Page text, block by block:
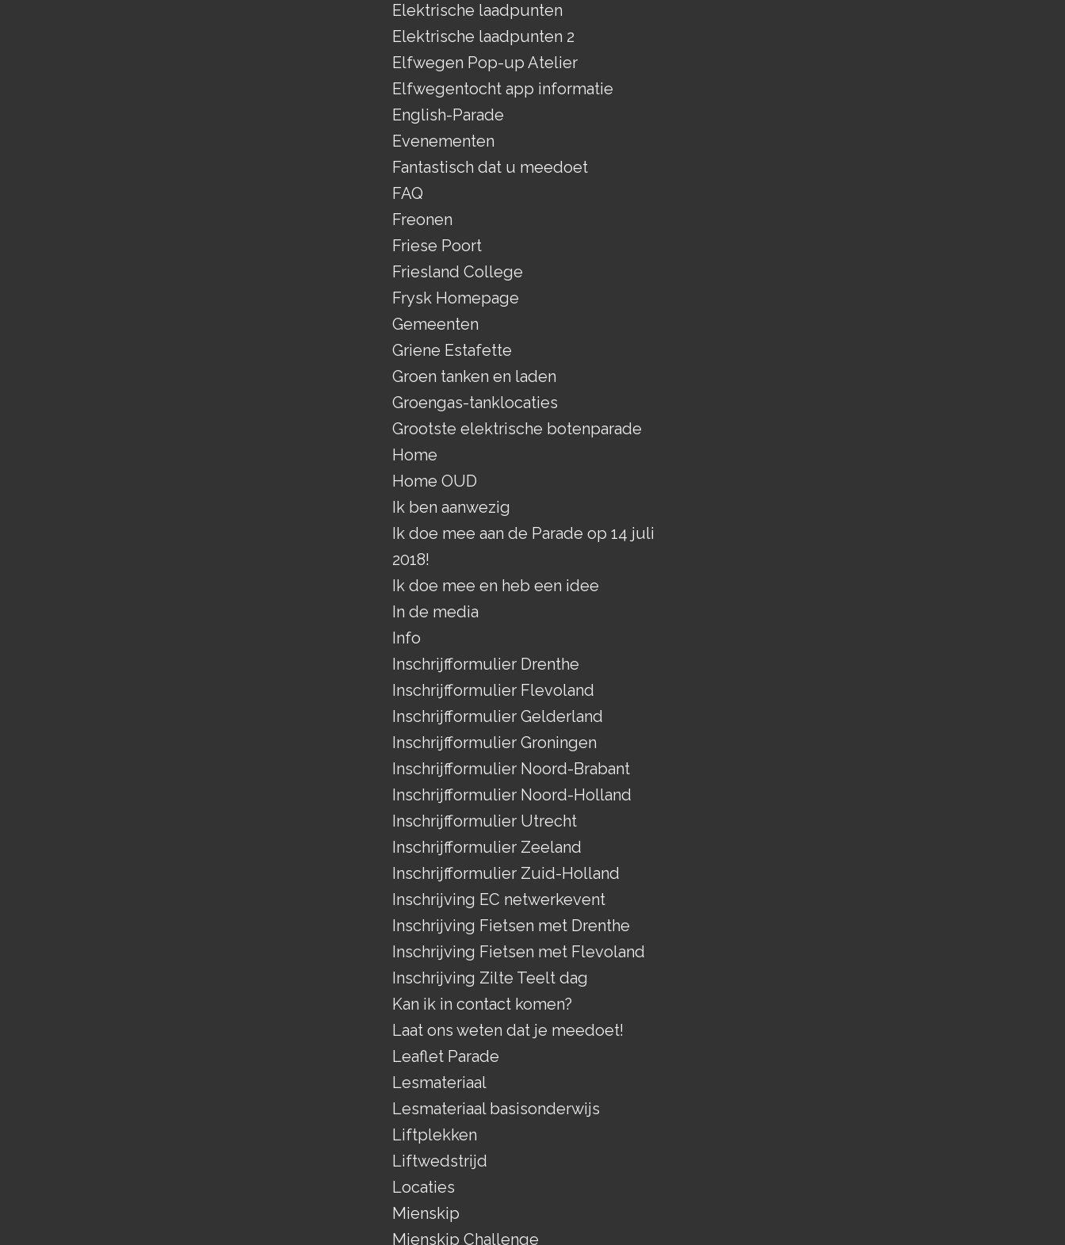
Elektrische laadpunten
Elektrische laadpunten 2
Elfwegen Pop-up Atelier
Elfwegentocht app informatie
English-Parade
Evenementen
Fantastisch dat u meedoet
FAQ
Freonen
Friese Poort
Friesland College
Frysk Homepage
Gemeenten
Griene Estafette
Groen tanken en laden
Groengas-tanklocaties
Grootste elektrische botenparade
Home
Home OUD
Ik ben aanwezig
Ik doe mee aan de Parade op 14 juli
2018!
Ik doe mee en heb een idee
In de media
Info
Inschrijfformulier Drenthe
Inschrijfformulier Flevoland
Inschrijfformulier Gelderland
Inschrijfformulier Groningen
Inschrijfformulier Noord-Brabant
Inschrijfformulier Noord-Holland
Inschrijfformulier Utrecht
Inschrijfformulier Zeeland
Inschrijfformulier Zuid-Holland
Inschrijving EC netwerkevent
Inschrijving Fietsen met Drenthe
Inschrijving Fietsen met Flevoland
Inschrijving Zilte Teelt dag
Kan ik in contact komen?
Laat ons weten dat je meedoet!
Leaflet Parade
Lesmateriaal
Lesmateriaal basisonderwijs
Liftplekken
Liftwedstrijd
Locaties
Mienskip
Mienskip Challenge